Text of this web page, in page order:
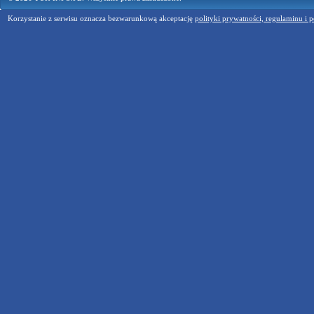
Korzystanie z serwisu oznacza bezwarunkową akceptację polityki prywatności, regulaminu i